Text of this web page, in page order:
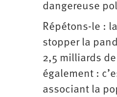
dangereuse
Répétons-le :
stopper la
2,5 milliards
également :
associant la